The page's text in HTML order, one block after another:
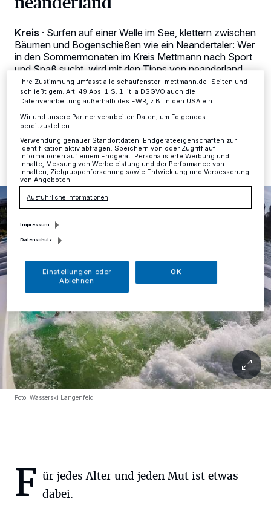
Kreis · Surfen auf einer Welle im See, klettern zwischen
Bäumen und Bogenschießen wie ein Neandertaler: Wer
in den Sommermonaten im Kreis Mettmann nach Sport
und Spaß sucht, wird mit den Tipps von neanderland
Tourismus fündig.
29.07.2018 , 15:13 Uhr
Foto: Wasserski Langenfeld
F ür jedes Alter und jeden Mut ist etwas
dabei.
Zwecke. Wenn Tracker deaktiviert sind, sind manche Inhalte und
dieses Menü jederzeit wieder aufrufen, um Ihre Einstellungen zu
ändern oder Ihre Einwilligung zu widerrufen, indem Sie auf den Link
Einstellungen oder Ablehnen am unteren Rand der Webseite klicken.
Ihre Einstellungen gelten innerhalb unseres Website. Weitere
Informationen finden Sie in unserer Datenschutzerklärung.
Ihre Zustimmung umfasst alle schaufenster-mettmann.de-Seiten und
schließt gem. Art. 49 Abs. 1 S. 1 lit. a DSGVO auch die
Datenverarbeitung außerhalb des EWR, z.B. in den USA ein.
Wir und unsere Partner verarbeiten Daten, um Folgendes
bereitzustellen:
Verwendung genauer Standortdaten. Endgeräteeigenschaften zur
Identifikation aktiv abfragen. Speichern von oder Zugriff auf
Informationen auf einem Endgerät. Personalisierte Werbung und
Inhalte, Messung von Werbeleistung und der Performance von
Inhalten, Zielgruppenforschung sowie Entwicklung und Verbesserung
von Angeboten.
Ausführliche Informationen
Impressum
Datenschutz
Einstellungen oder
Ablehnen
OK